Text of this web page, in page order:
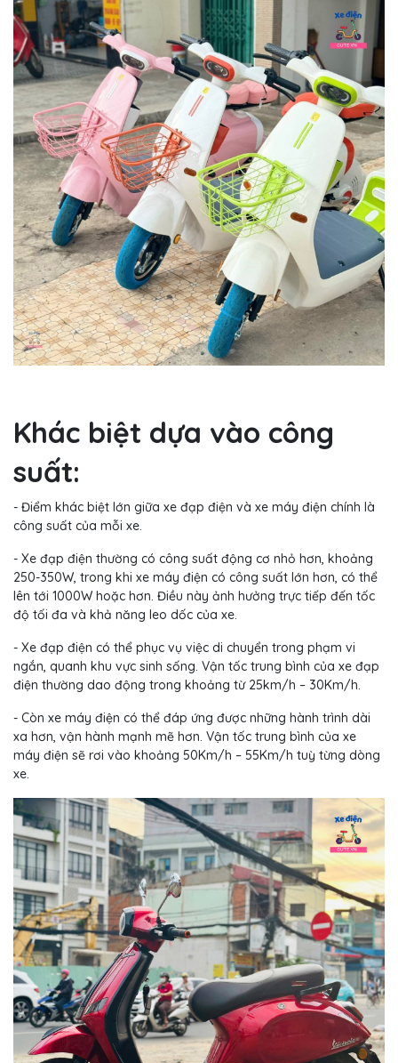
Khác biệt dựa vào công
suất:
- Điểm khác biệt lớn giữa xe đạp điện và xe máy điện chính là
công suất của mỗi xe.
- Xe đạp điện thường có công suất động cơ nhỏ hơn, khoảng
250-350W, trong khi xe máy điện có công suất lớn hơn, có thể
lên tới 1000W hoặc hơn. Điều này ảnh hưởng trực tiếp đến tốc
độ tối đa và khả năng leo dốc của xe.
- Xe đạp điện có thể phục vụ việc di chuyển trong phạm vi
ngắn, quanh khu vực sinh sống. Vận tốc trung bình của xe đạp
điện thường dao động trong khoảng từ 25km/h – 30Km/h.
- Còn xe máy điện có thể đáp ứng được những hành trình dài
xa hơn, vận hành mạnh mẽ hơn. Vận tốc trung bình của xe
máy điện sẽ rơi vào khoảng 50Km/h – 55Km/h tuỳ từng dòng
xe.